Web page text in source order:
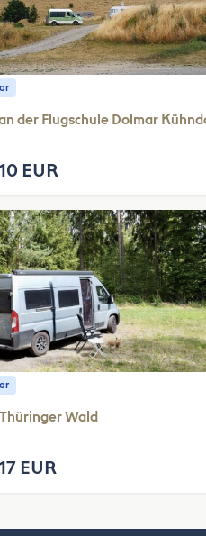
der Flugschule Dolmar
10 EUR
Wald
17 EUR